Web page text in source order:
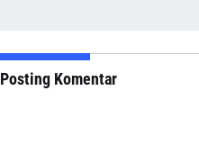
Posting Komentar